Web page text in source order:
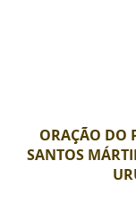
ORAÇÃO DO
SANTOS